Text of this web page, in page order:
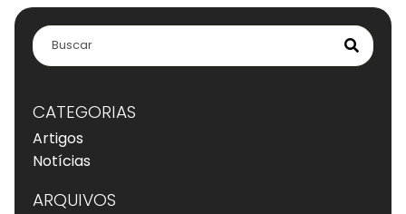
CATEGORIAS
Artigos
Notícias
ARQUIVOS